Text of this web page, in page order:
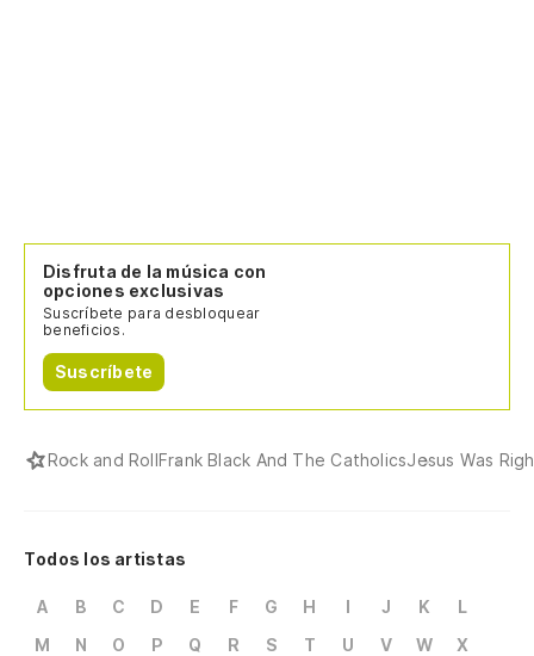
Disfruta de la música con
opciones exclusivas
Suscríbete para desbloquear
beneficios.
Suscríbete
Rock and RollFrank Black And The CatholicsJesus Was
Todos los artistas
A B C D E F G H I J K
L
M
N O P Q R S T U V W
X